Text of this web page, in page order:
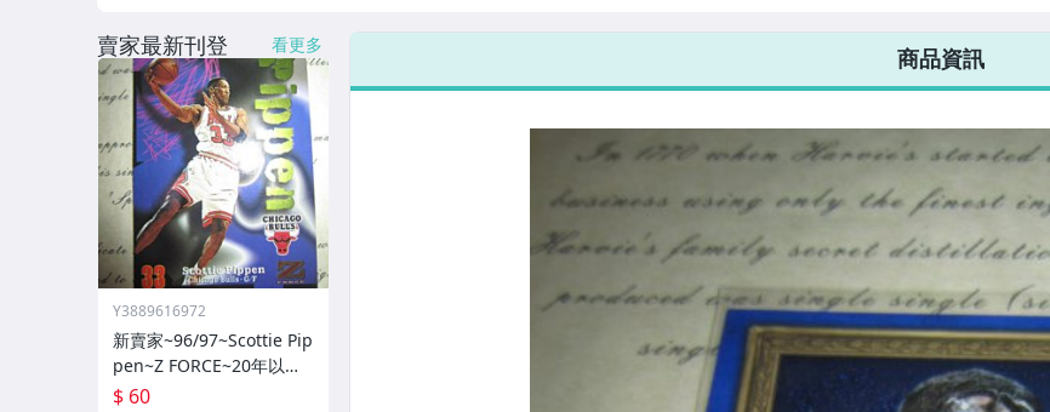
商品資訊
賣家最新刊登 看更多
Y3889616972
新賣家~96/97~Scottie Pip
pen~Z FORCE~20年以上
歷史~無限量~
$ 60